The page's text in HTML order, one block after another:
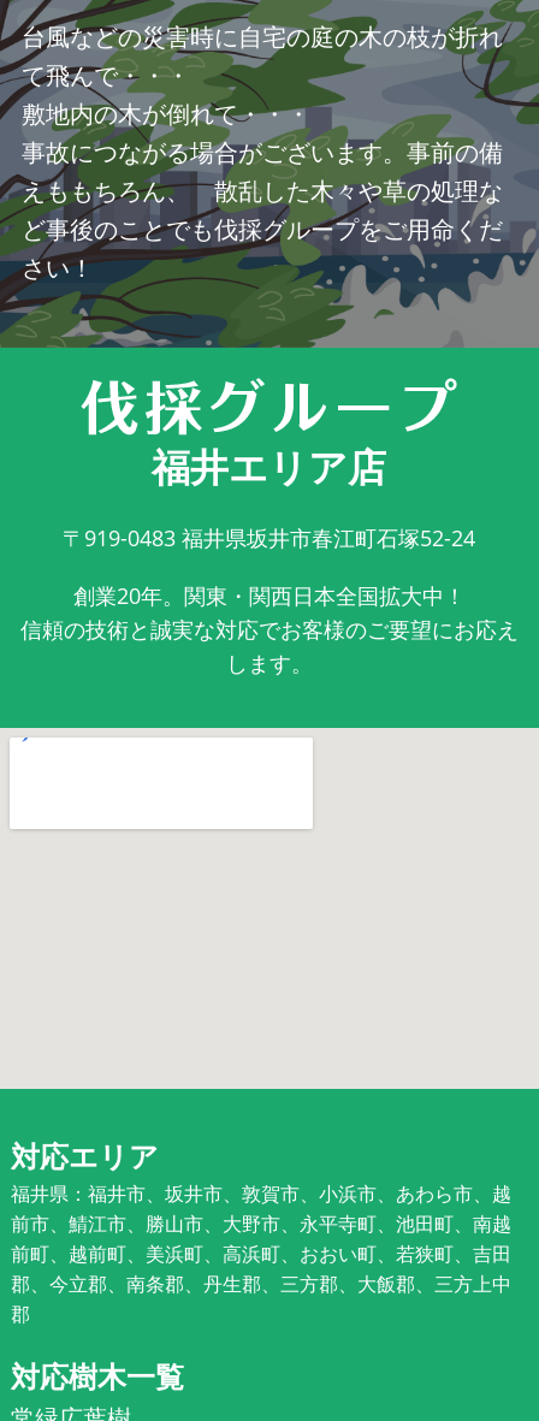
台風などの災害時に自宅の庭の木の枝が折れ
て飛んで・・・
敷地内の木が倒れて・・・
事故につながる場合がございます。事前の備
えももちろん、 散乱した木々や草の処理な
ど事後のことでも伐採グループをご用命くだ
さい！
福井エリア店
〒919-0483 福井県坂井市春江町石塚52-24
創業20年。関東・関西日本全国拡大中！
信頼の技術と誠実な対応でお客様のご要望にお応え
します。
対応エリア
福井県：福井市、坂井市、敦賀市、小浜市、あわら市、越
前市、鯖江市、勝山市、大野市、永平寺町、池田町、南越
前町、越前町、美浜町、高浜町、おおい町、若狭町、吉田
郡、今立郡、南条郡、丹生郡、三方郡、大飯郡、三方上中
郡
対応樹木一覧